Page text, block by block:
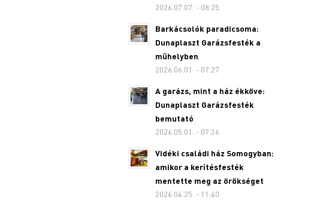
2026.07.07. - 08:25
Barkácsolók paradicsoma:
Dunaplaszt Garázsfesték a
műhelyben
2026.06.01. - 07:27
A garázs, mint a ház ékköve:
Dunaplaszt Garázsfesték
bemutató
2026.05.01. - 07:36
Vidéki családi ház Somogyban:
amikor a kerítésfesték
mentette meg az örökséget
2026.04.25. - 11:40